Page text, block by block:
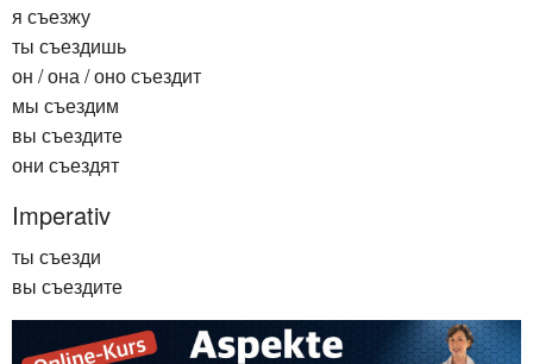
я съезжу
ты съездишь
он / она / оно съездит
мы съездим
вы съездите
они съездят
Imperativ
ты съезди
вы съездите